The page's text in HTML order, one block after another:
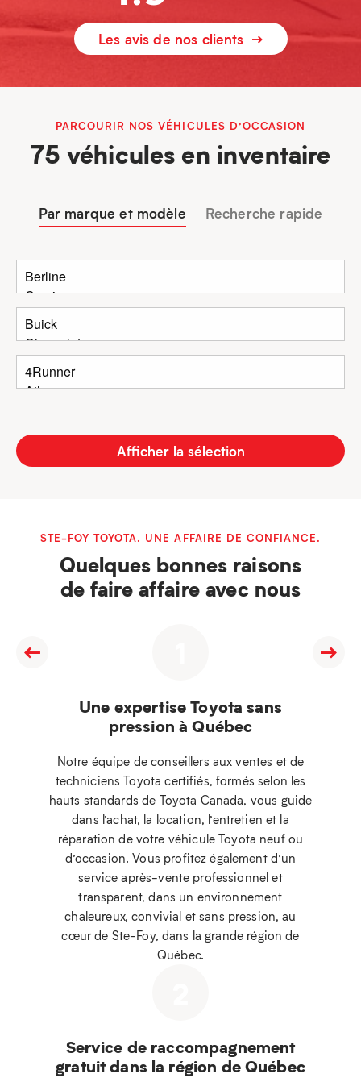
Les avis de nos clients
PARCOURIR NOS VÉHICULES D’OCCASION
75 véhicules en inventaire
Par marque et modèle Recherche rapide
Afficher la sélection
STE-FOY TOYOTA. UNE AFFAIRE DE CONFIANCE.
Quelques bonnes raisons
de faire affaire avec nous
Une expertise Toyota sans
pression à Québec
Notre équipe de conseillers aux ventes et de
techniciens Toyota certifiés, formés selon les
hauts standards de Toyota Canada, vous guide
dans l’achat, la location, l’entretien et la
réparation de votre véhicule Toyota neuf ou
d’occasion. Vous profitez également d’un
service après-vente professionnel et
transparent, dans un environnement
chaleureux, convivial et sans pression, au
cœur de Ste-Foy, dans la grande région de
Québec.
Service de raccompagnement
gratuit dans la région de Québec